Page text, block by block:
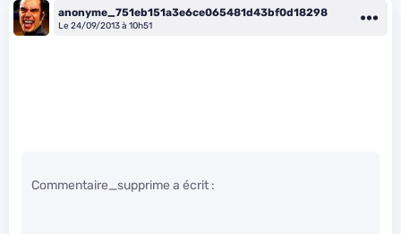
anonyme_751eb151a3e6ce065481d43bf0d18298
Le 24/09/2013 à 10h51
Commentaire_supprime a écrit :